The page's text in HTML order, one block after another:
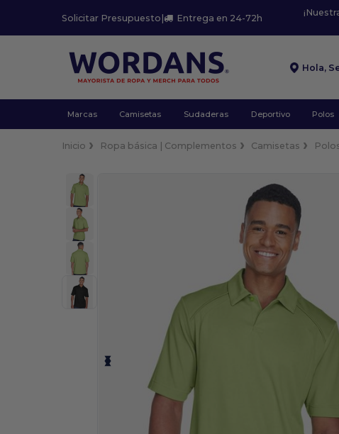
Solicitar Presupuesto | Entrega en 24-72h
Hola,
Marcas Camisetas Sudaderas Deportivo Polos
Inicio Ropa básica | Complementos Camisetas